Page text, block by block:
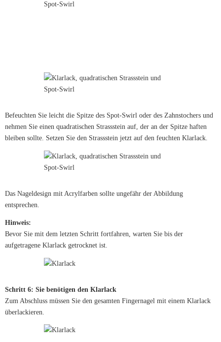
Befeuchten Sie leicht die Spitze des Spot-Swirl oder des Zahnstochers und
nehmen Sie einen quadratischen Strassstein auf, der an der Spitze haften
bleiben sollte. Setzen Sie den Strassstein jetzt auf den feuchten Klarlack.
Das Nageldesign mit Acrylfarben sollte ungefähr der Abbildung
entsprechen.
Hinweis:
Bevor Sie mit dem letzten Schritt fortfahren, warten Sie bis der
aufgetragene Klarlack getrocknet ist.
Schritt 6: Sie benötigen den Klarlack
Zum Abschluss müssen Sie den gesamten Fingernagel mit einem Klarlack
überlackieren.